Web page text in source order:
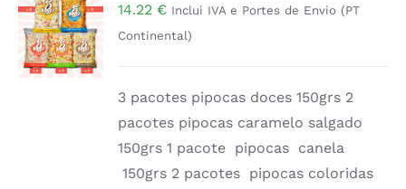
ADICIONAR
/
DETALHES
14.22 € Inclui IVA e Portes de Envio (PT
Continental)
3 pacotes pipocas doces 150grs 2
pacotes pipocas caramelo salgado
150grs 1 pacote pipocas canela
150grs 2 pacotes pipocas coloridas